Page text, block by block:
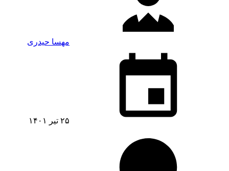
مهسا حیدری
۲۵ تیر ۱۴۰۱